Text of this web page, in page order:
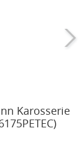
Karosserie